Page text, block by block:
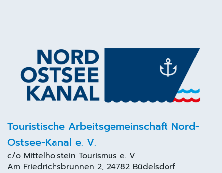
Touristische Arbeitsgemeinschaft Nord-
Ostsee-Kanal e. V.
c/o Mittelholstein Tourismus e. V.
Am Friedrichsbrunnen 2, 24782 Büdelsdorf